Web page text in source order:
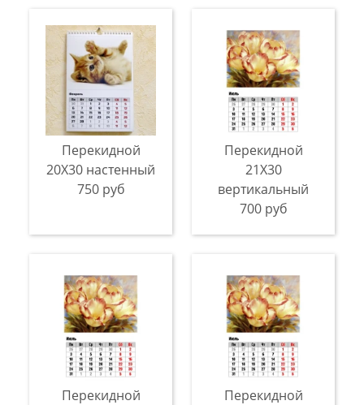
Перекидной
20Х30 настенный
750 руб
Перекидной
21X30
вертикальный
700 руб
Перекидной
Перекидной